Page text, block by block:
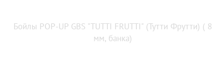
Бойлы POP-UP GBS "TUTTI FRUTTI" (Тутти Фрутти) ( 8
мм, банка)